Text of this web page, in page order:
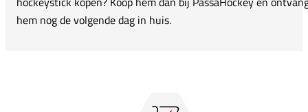
hem nog de volgende dag in huis.